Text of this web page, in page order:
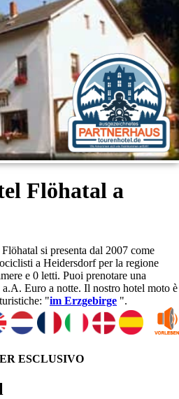
Flöhatal a
si presenta dal 2007 come
a Heidersdorf per la regione
e 0 letti. Puoi prenotare una
Euro a notte. Il nostro hotel moto è
"im Erzgebirge ".
ESCLUSIVO